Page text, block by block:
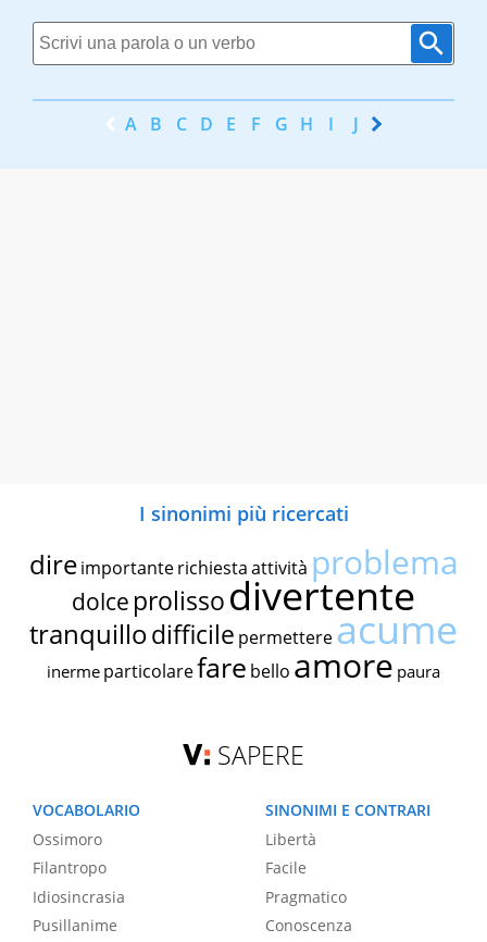
A B C D E F G H I J K
I sinonimi più ricercati
dire importante richiestaattività problema
dolce prolissodivertente
tranquillodifficile permettereacume
inerme particolarefare bello amore paura
SAPERE
VOCABOLARIO
Ossimoro
Filantropo
Idiosincrasia
Pusillanime
SINONIMI E CONTRARI
Libertà
Facile
Pragmatico
Conoscenza